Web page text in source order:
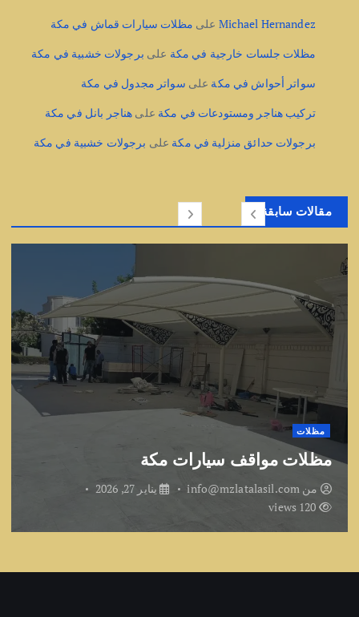
Michael Hernandez على مظلات سيارات قماش في مكة
مظلات جلسات خارجية في مكة على برجولات خشبية في مكة
سواتر أحواش في مكة على سواتر مجدول في مكة
تركيب هناجر ومستودعات في مكة على هناجر بانل في مكة
برجولات حدائق منزلية في مكة على برجولات خشبية في مكة
مقالات سابقة
مظلات
مظلات مواقف سيارات مكة
من info@mzlatalasil.com
يناير 27, 2026